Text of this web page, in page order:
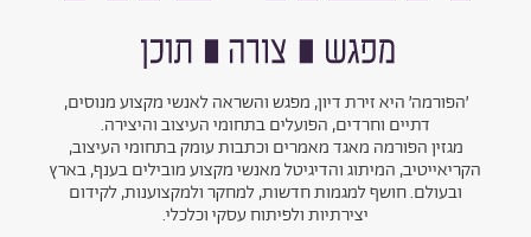
׳הפורמה׳ היא זירת דיון, מפגש והשראה לאנשי מקצוע מנוסים,
דתיים וחרדים, הפועלים בתחומי העיצוב והיצירה.
מגזין הפורמה מאגד מאמרים וכתבות עומק בתחומי העיצוב,
הקריאייטיב, המיתוג והדיגיטל מאנשי מקצוע מובילים בענף, בארץ
ובעולם. חושף למגמות חדשות, למחקר ולמקצוענות, לקידום
יצירתיות ולפיתוח עסקי וכלכלי.